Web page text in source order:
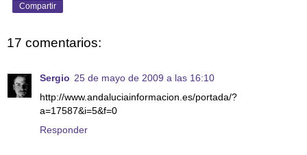
Compartir
17 comentarios:
Sergio 25 de mayo de 2009 a las 16:10
http://www.andaluciainformacion.es/portada/?
a=17587&i=5&f=0
Responder